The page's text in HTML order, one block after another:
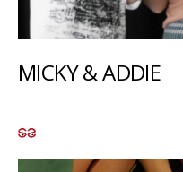
MICKY & ADDIE